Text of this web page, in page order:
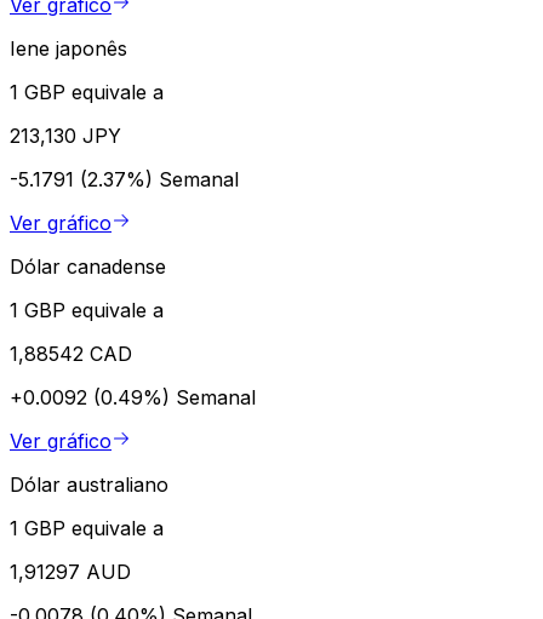
Iene japonês
1 GBP equivale a
213,130 JPY
-5.1791 (2.37%) Semanal
Ver gráfico
Dólar canadense
1 GBP equivale a
1,88542 CAD
+0.0092 (0.49%) Semanal
Ver gráfico
Dólar australiano
1 GBP equivale a
1,91297 AUD